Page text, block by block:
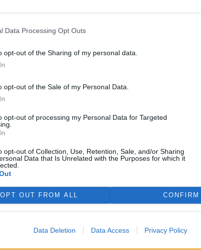
Data Processing Opt Outs
opt-out of the Sharing of my personal data.
opt-out of the Sale of my Personal Data.
opt-out of processing my Personal Data for Targeted
opt-out of Collection, Use, Retention, Sale, and/or Sharing
Data that Is Unrelated with the Purposes for which it
OPT OUT FROM ALL CONFIRM
Data Deletion Data Access Privacy Policy
nešvar. Ovocnáři se tak
meruňky) před mravenci
záchranka i záchranné
Lepící pasti na hmyz
kruté ale i nezákonné.
na březích Lipna
1
Lipna se mohou lokálně
organismy
nárosty na kamenech,
vodních rostlinách nebo v
to nález vědců z
začátku července. V těchto
tohoto dosud málo
zájmu obyvatel a
nádrže a jejich
do mapování i širokou
prostřednictvím